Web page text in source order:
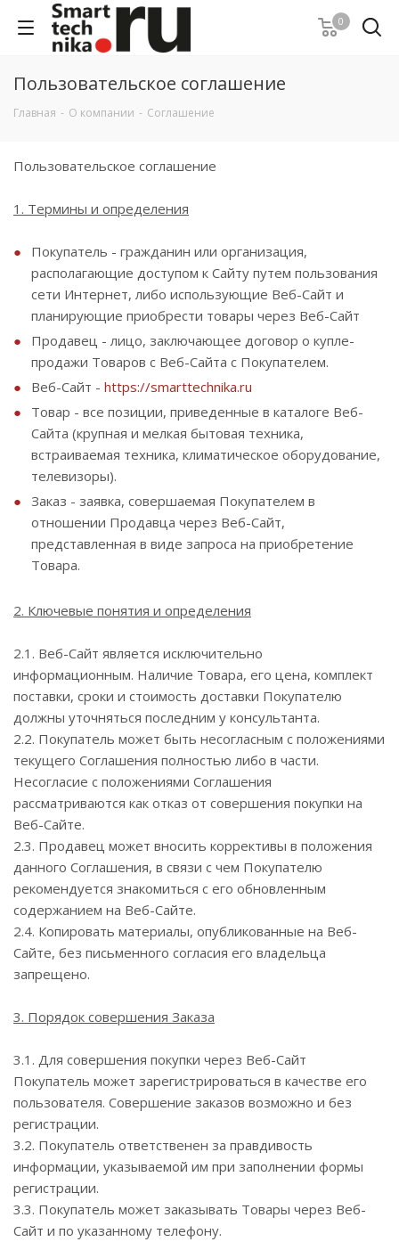
0
Пользовательское соглашение
Главная - О компании - Соглашение
Пользовательское соглашение
1. Термины и определения
Покупатель - гражданин или организация,
располагающие доступом к Сайту путем пользования
сети Интернет, либо использующие Веб-Сайт и
планирующие приобрести товары через Веб-Сайт
Продавец - лицо, заключающее договор о купле-
продажи Товаров с Веб-Сайта с Покупателем.
Веб-Сайт - https://smarttechnika.ru
Товар - все позиции, приведенные в каталоге Веб-
Сайта (крупная и мелкая бытовая техника,
встраиваемая техника, климатическое оборудование,
телевизоры).
Заказ - заявка, совершаемая Покупателем в
отношении Продавца через Веб-Сайт,
представленная в виде запроса на приобретение
Товара.
2. Ключевые понятия и определения
2.1. Веб-Сайт является исключительно
информационным. Наличие Товара, его цена, комплект
поставки, сроки и стоимость доставки Покупателю
должны уточняться последним у консультанта.
2.2. Покупатель может быть несогласным с положениями
текущего Соглашения полностью либо в части.
Несогласие с положениями Соглашения
рассматриваются как отказ от совершения покупки на
Веб-Сайте.
2.3. Продавец может вносить коррективы в положения
данного Соглашения, в связи с чем Покупателю
рекомендуется знакомиться с его обновленным
содержанием на Веб-Сайте.
2.4. Копировать материалы, опубликованные на Веб-
Сайте, без письменного согласия его владельца
запрещено.
3. Порядок совершения Заказа
3.1. Для совершения покупки через Веб-Сайт
Покупатель может зарегистрироваться в качестве его
пользователя. Совершение заказов возможно и без
регистрации.
3.2. Покупатель ответственен за правдивость
информации, указываемой им при заполнении формы
регистрации.
3.3. Покупатель может заказывать Товары через Веб-
Сайт и по указанному телефону.